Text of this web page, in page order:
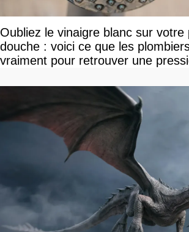
Oubliez le vinaigre blanc sur votre
douche : voici ce que les
vraiment pour retrouver une